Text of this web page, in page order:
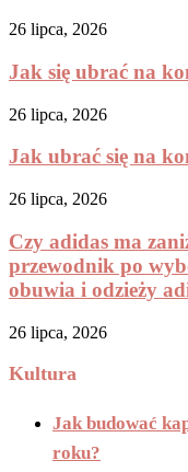
26 lipca, 2026
Jak się ubrać na
26 lipca, 2026
Jak ubrać się na
26 lipca, 2026
Czy adidas ma
przewodnik po
obuwia i odzieży
26 lipca, 2026
Kultura
Jak budować
roku?